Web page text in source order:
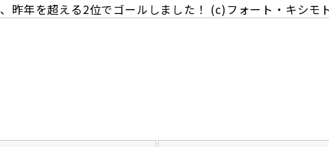
昨年を超える2位でゴールしました！ (c)フォート・キシモ